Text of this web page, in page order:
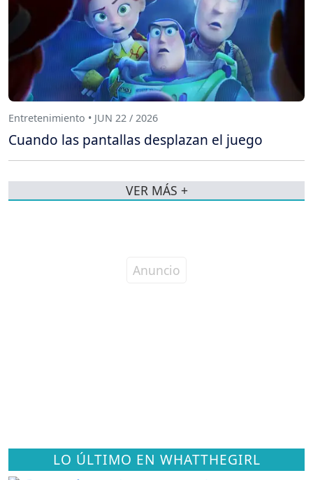
LO ÚLTIMO EN WHATTHEGIRL
Entretenimiento • JUN 22 / 2026
Cuando las pantallas desplazan el juego
VER MÁS +